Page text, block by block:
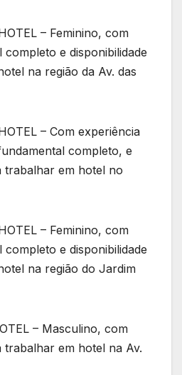
– Feminino, com
e disponibilidade
na região da Av. das
– Com experiência
completo, e
trabalhar em hotel no
– Feminino, com
e disponibilidade
na região do Jardim
– Masculino, com
trabalhar em hotel na Av.